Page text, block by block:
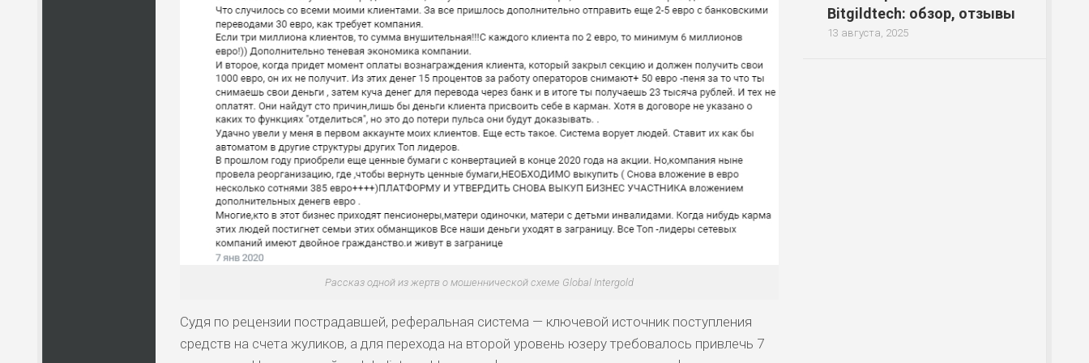
Рассказ одной из жертв о мошеннической схеме Global Intergold
Судя по рецензии пострадавшей, реферальная система — ключевой источник поступления
средств на счета жуликов, а для перехода на второй уровень юзеру требовалось привлечь 7
Bitgildtech: обзор, отзывы
13 августа, 2025